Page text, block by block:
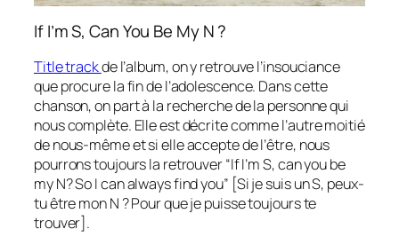
If I’m S, Can You Be My N ?
Title trackde l’album, on y retrouve l’insouciance
que procure la fin de l’adolescence. Dans cette
chanson, on part à la recherche de la personne qui
nous complète. Elle est décrite comme l’autre moitié
de nous-même et si elle accepte de l’être, nous
pourrons toujours la retrouver “If I’m S, can you be
my N? So I can always find you” [Si je suis un S, peux-
tu être mon N ? Pour que je puisse toujours te
trouver].